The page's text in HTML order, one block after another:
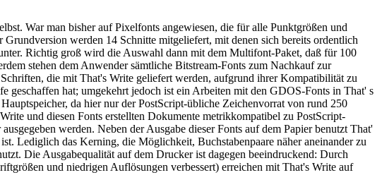
War man bisher auf Pixelfonts angewiesen, die für alle Punktgrößen und
werden 14 Schnitte mitgeliefert, mit denen sich bereits ordentlich
Richtig groß wird die Auswahl dann mit dem Multifont-Paket, daß für 100
stehen dem Anwender sämtliche Bitstream-Fonts zum Nachkauf zur
die mit That's Write geliefert werden, aufgrund ihrer Kompatibilität zu
hat; umgekehrt jedoch ist ein Arbeiten mit den GDOS-Fonts in That' s
da hier nur der PostScript-übliche Zeichenvorrat von rund 250
und diesen Fonts erstellten Dokumente metrikkompatibel zu PostScript-
werden. Neben der Ausgabe dieser Fonts auf dem Papier benutzt That'
Lediglich das Kerning, die Möglichkeit, Buchstabenpaare näher aneinander zu
Die Ausgabequalität auf dem Drucker ist dagegen beeindruckend: Durch
und niedrigen Auflösungen verbessert) erreichen mit That's Write auf